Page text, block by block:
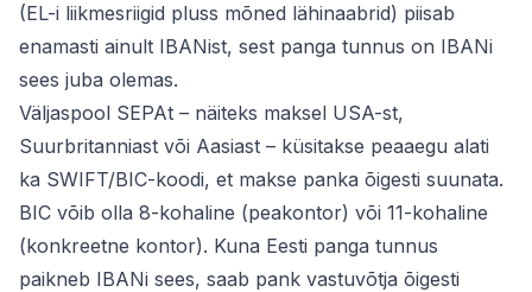
(EL-i liikmesriigid pluss mõned lähinaabrid) piisab
enamasti ainult IBANist, sest panga tunnus on IBANi
sees juba olemas.
Väljaspool SEPAt – näiteks maksel USA-st,
Suurbritanniast või Aasiast – küsitakse peaaegu alati
ka SWIFT/BIC-koodi, et makse panka õigesti suunata.
BIC võib olla 8-kohaline (peakontor) või 11-kohaline
(konkreetne kontor). Kuna Eesti panga tunnus
paikneb IBANi sees, saab pank vastuvõtja õigesti